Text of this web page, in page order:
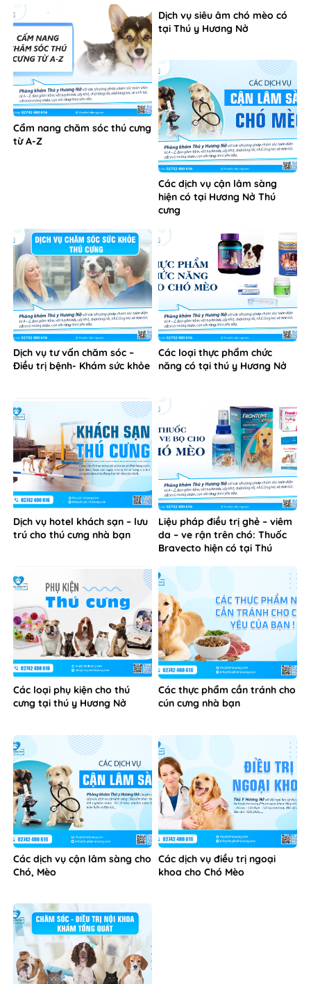
Cẩm nang chăm sóc thú cưng
từ A-Z
Dịch vụ siêu âm chó mèo có
tại Thú y Hương Nở
Các dịch vụ cận lâm sàng
hiện có tại Hương Nở Thú
cưng
Dịch vụ tư vấn chăm sóc –
Điều trị bệnh- Khám sức khỏe
Các loại thực phẩm chức
năng có tại thú y Hương Nở
Dịch vụ hotel khách sạn – lưu
trú cho thú cưng nhà bạn
Liệu pháp điều trị ghẻ – viêm
da – ve rận trên chó: Thuốc
Bravecto hiện có tại Thú
Các loại phụ kiện cho thú
cưng tại thú y Hương Nở
Các thực phẩm cần tránh cho
cún cưng nhà bạn
Các dịch vụ cận lâm sàng cho
Chó, Mèo
Các dịch vụ điều trị ngoại
khoa cho Chó Mèo